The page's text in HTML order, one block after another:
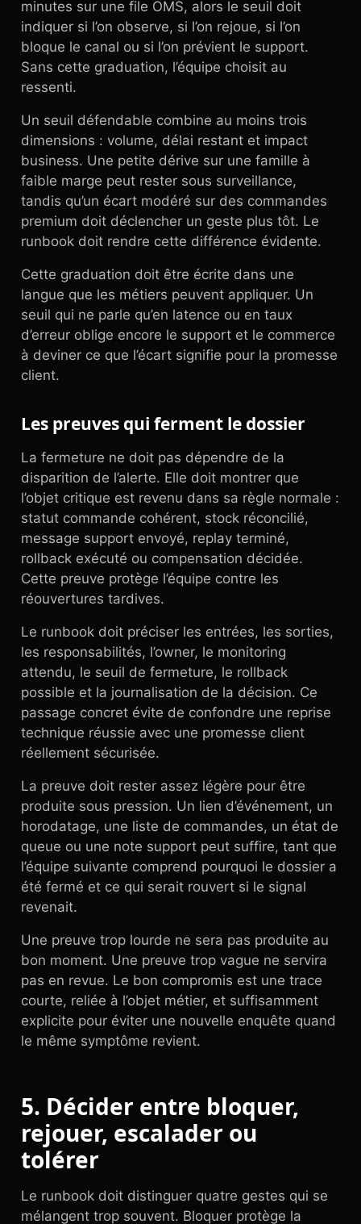
minutes sur une file OMS, alors le seuil doit
indiquer si l’on observe, si l’on rejoue, si l’on
bloque le canal ou si l’on prévient le support.
Sans cette graduation, l’équipe choisit au
ressenti.
Un seuil défendable combine au moins trois
dimensions : volume, délai restant et impact
business. Une petite dérive sur une famille à
faible marge peut rester sous surveillance,
tandis qu’un écart modéré sur des commandes
premium doit déclencher un geste plus tôt. Le
runbook doit rendre cette différence évidente.
Cette graduation doit être écrite dans une
langue que les métiers peuvent appliquer. Un
seuil qui ne parle qu’en latence ou en taux
d’erreur oblige encore le support et le commerce
à deviner ce que l’écart signifie pour la promesse
client.
Les preuves qui ferment le dossier
La fermeture ne doit pas dépendre de la
disparition de l’alerte. Elle doit montrer que
l’objet critique est revenu dans sa règle normale :
statut commande cohérent, stock réconcilié,
message support envoyé, replay terminé,
rollback exécuté ou compensation décidée.
Cette preuve protège l’équipe contre les
réouvertures tardives.
Le runbook doit préciser les entrées, les sorties,
les responsabilités, l’owner, le monitoring
attendu, le seuil de fermeture, le rollback
possible et la journalisation de la décision. Ce
passage concret évite de confondre une reprise
technique réussie avec une promesse client
réellement sécurisée.
La preuve doit rester assez légère pour être
produite sous pression. Un lien d’événement, un
horodatage, une liste de commandes, un état de
queue ou une note support peut suffire, tant que
l’équipe suivante comprend pourquoi le dossier a
été fermé et ce qui serait rouvert si le signal
revenait.
Une preuve trop lourde ne sera pas produite au
bon moment. Une preuve trop vague ne servira
pas en revue. Le bon compromis est une trace
courte, reliée à l’objet métier, et suffisamment
explicite pour éviter une nouvelle enquête quand
le même symptôme revient.
5. Décider entre bloquer,
rejouer, escalader ou
tolérer
Le runbook doit distinguer quatre gestes qui se
mélangent trop souvent. Bloquer protège la